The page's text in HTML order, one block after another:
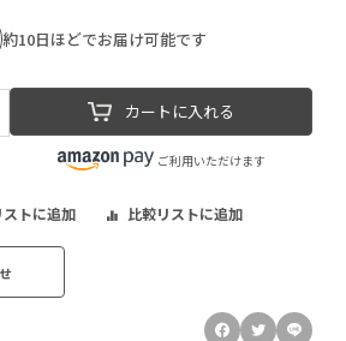
約10日ほどでお届け可能です
カートに入れる
ご利用いただけます
トに追加 比較リストに追加